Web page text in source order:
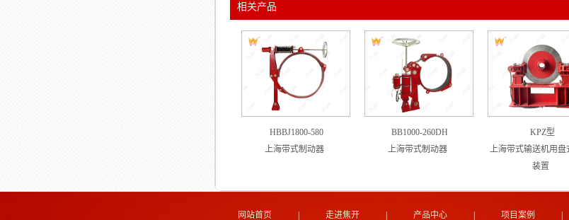
相关产品
HBBJ1800-580
上海带式制动器
BB1000-260DH
上海带式制动器
KPZ型
上海带式输送机用盘
装置
网站首页 走进焦开 产品中心 项目案例